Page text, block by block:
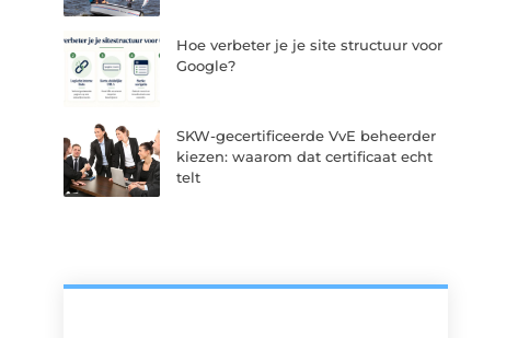
Hoe verbeter je je site structuur voor
Google?
SKW-gecertificeerde VvE beheerder
kiezen: waarom dat certificaat echt
telt